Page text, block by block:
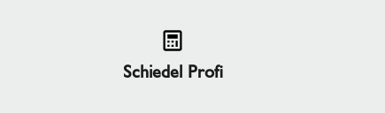
Schiedel Profi